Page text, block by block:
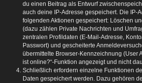
du einen Beitrag als Entwurf
auch deine IP-Adresse gespeichert. Die IP-
folgenden Aktionen gespeichert: Löschen
(dazu zählen Private Nachrichten und
zentralen Profildaten (E-Mail-Adresse,
Passwort) und gescheiterte
übermittelte Browser-Kennzeichnung (User
ist online?“-Funktion angezeigt und nicht
Schließlich erfordern einzelne Funktionen
Daten gespeichert werden. Dazu gehören